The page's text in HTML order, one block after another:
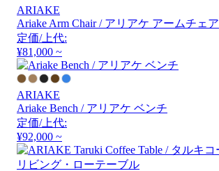
ARIAKE
Ariake Arm Chair / アリアケ アームチェア
定価/上代:
¥81,000 ~
ARIAKE
Ariake Bench / アリアケ ベンチ
定価/上代:
¥92,000 ~